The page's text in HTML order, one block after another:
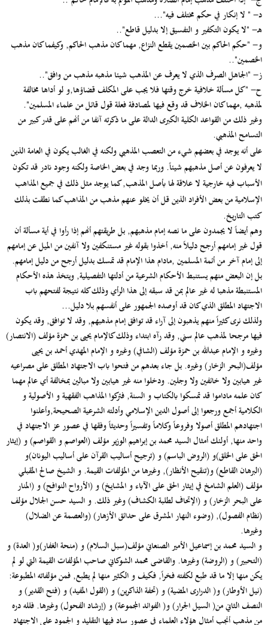
د- " لا إنكار في حكم مختلف فيه"...
هـ- "لا يكون التكفير و التفسيق إلا بدليل قاطع"..
و- "حكم الحاكم بين الخصمين يقطع النزاع, مهما كان مذهب الحاكم, وكيفما كان مذهب
الخصمين"..
ز- "الجاهل الصرف الذي لا يعرف عن المذهب شيئا مذهبه مذهب من وافق"..
ح- "كل مسألة خلافية خرج وقتها فلا يجب على المكلف قضاؤها,و لو أداها مخالفة
لمذهبه ,مهما كان الخلاف قد وقع فيها لمصادفة فعلة قول قائل من علماء المسلمين".
وغير ذلك من القواعد الكلية الكبرى الدالة على ما ذكرته آنفا من أنهم على قدر كبير من
التسامح المذهبي.
علىأنه يوجد في بعضهم شيء من التعصب المذهبي ولكنه في الغالب يكون في العامة الذين
لا يعرفون عن أصل مذهبهم شيئاً. وربما وجد في بعض الخاصة ولكنه وجود نادر قد تكون
الأسباب فيه خارجية لا علاقة لها بأصل المذهب, كما يوجد مثل ذلك في جميع المذاهب
الإسلامية من بعض الأفراد الذين قل أن يخلو عنهم مذهب من المذاهب كما نطقت بذلك
كتب التاريخ.
وهم أيضاً لا يجمدون على ما نصه إمام مذهبهم, بل طريقتهم أنهم إذا رأوا في أية مسألة أن
قول غير إمامهم أرجح دليلاً منه, أخذوا بقوله غير مستنكفين ولا آنفين من الميل عن إمامهم
إلى إمام آخر من أئمة المسلمين ,مادام هذا الإمام قد تمسك بدليل أرجح من دليل إمامهم.
بل إن البعض منهم يستنبط الأحكام الشرعية من أدلتها التفصيلية, ويتخذ هذه الأحكام
المستنبطة مذهبا له غير عالم بمن قد سبقه إلى هذا الرأي وذلك كله نتيجة لفتحهم باب
الاجتهاد المطلق الذي كان قد أوصده الجمهور على أنفسهم بلا دليل...
ولذلك نرى كثيراً منهم يذهبون إلى آراء قد توافق إمام مذهبهم, وقد لا توافق, وقد يكون
فيها مرجحا لمذهب عالم سني, وقد رآه ابتداء وذلك كالإمام يحيى بن حمزة مؤلف (الانتصار)
وغيره و الإمام عبدالله بن حمزة مؤلف (الشافي) وغيره و الإمام المهدي أحمد بن يحيى
مؤلف(البحر الزخار) وغيره. بل جاء بعدهم من فتحوا باب الاجتهاد المطلق على مصراعيه
غير هيابين ولا خائفين ولا وجلين. ودخلوا منه غير هيابين ولا مبالين بمخالفة أي عالم مهما
كان علمه ماداموا قد تمسكوا بالكتاب و السنة, فتركوا المذاهب الفقهية و الأصولية و
الكلامية أجمع ورجعوا إلى أصول الدين الإسلامي وأدلته الشرعية الصحيحة,وأعلنوا
اجتهادهم المطلق أصولا وفروعاً وكلاماً وتفسيراً وحديثاً وفقها في عصور عز الاجتهاد في
واحد منها, أولئك أمثال السيد محمد بن إبراهيم الوزير مؤلف (العواصم و القواصم) و (إيثار
الحق على الخلق)و (الروض الباسم) و (ترجيح أساليب القرآن على أساليب اليونان)و
(البرهان القاطع) و(تنقيح الأنظار), وغيرها من المؤلفات القيمة. و الشيخ صالح المقبلي
مؤلف (العلم الشامخ في إيثار الحق على الآباء و المشايخ) و (الأرواح النوافح) و (المنار
على البحر الزخار) و (الإتحاف لطلبة الكشاف) وغير ذلك. و السيد حسن الجلال مؤلف
(نظام الفصول), (وضوء النهار المشرق على حدائق الأزهار) (والعصمة عن الضلال)
وغيرها.
و السيد محمد بن إسماعيل الأمير الصنعاني مؤلف(سبل السلام) و (منحة الغفار)و( العدة) و
(التحبير) و (الروضة) وغيرها. والقاضى محمد الشوكاني صاحب المؤلفات القيمة التي لو لم
يكن منها إلا ما قد طبع لكفته فخراً, فكيف و الكثير منها لم يطبع, فمن مؤلفاته المطبوعة:
(نيل الأوطار) و( الدرارى المضية) و (تحفة الذاكرين) و (القول المفيد) و (فتح القدير) و
النصف الثاني من( السيل الجرار) و( الفوائد المجموعة) و (إرشاد الفحول) وغيرها. فلله دره
من مذهب أنجب أمثال هؤلاء العلماء في عصور ساد فيها التقليد و الجمود على الاجتهاد